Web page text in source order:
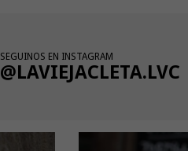
SEGUINOS EN INSTAGRAM
@LAVIEJACLETA.LVC